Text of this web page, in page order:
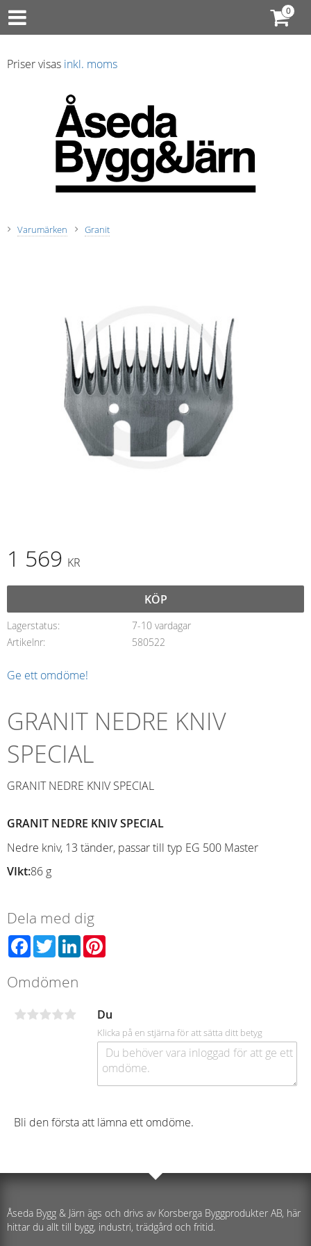
Priser visas inkl. moms
Varumärken Granit
1 569 KR
KÖP
Lagerstatus
7-10 vardagar
Artikelnr
580522
Ge ett omdöme!
GRANIT NEDRE KNIV
SPECIAL
GRANIT NEDRE KNIV SPECIAL
GRANIT NEDRE KNIV SPECIAL
Nedre kniv, 13 tänder, passar till typ EG 500 Master
VIkt:86 g
Dela med dig
Facebook
TwitterLinkedIn
Omdömen
Du
Klicka på en stjärna för att sätta ditt betyg
Bli den första att lämna ett omdöme.
Åseda Bygg & Järn ägs och drivs av Korsberga Byggprodukter AB, här
hittar du allt till bygg, industri, trädgård och fritid.